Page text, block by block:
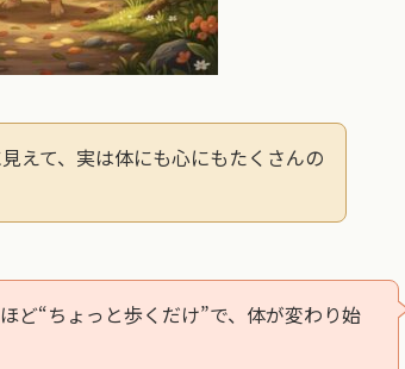
えて、実は体にも心にもたくさんの
ど“ちょっと歩くだけ”で、体が変わり始